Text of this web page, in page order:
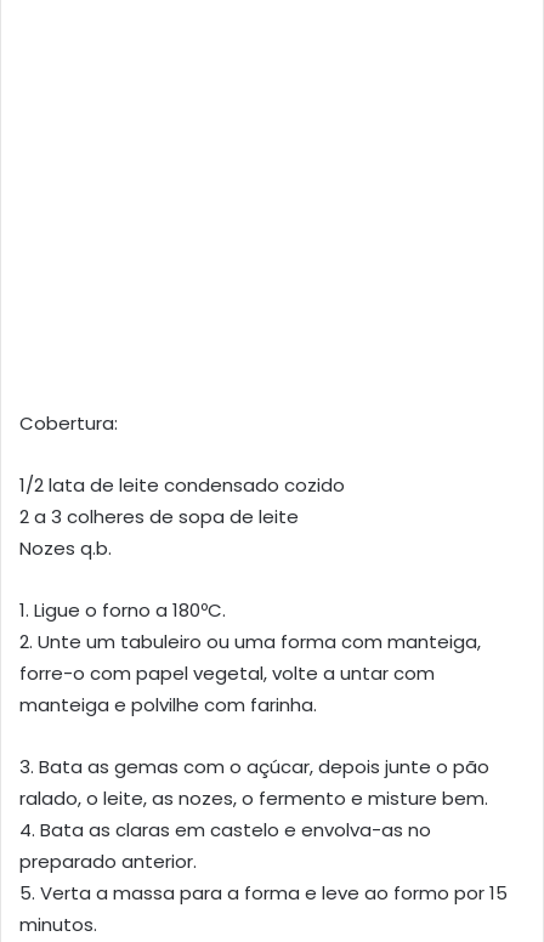
Cobertura:
1/2 lata de leite condensado cozido
2 a 3 colheres de sopa de leite
Nozes q.b.
1. Ligue o forno a 180ºC.
2. Unte um tabuleiro ou uma forma com manteiga,
forre-o com papel vegetal, volte a untar com
manteiga e polvilhe com farinha.
3. Bata as gemas com o açúcar, depois junte o pão
ralado, o leite, as nozes, o fermento e misture bem.
4. Bata as claras em castelo e envolva-as no
preparado anterior.
5. Verta a massa para a forma e leve ao formo por 15
minutos.